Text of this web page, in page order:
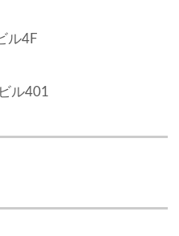
ル4F
ル401